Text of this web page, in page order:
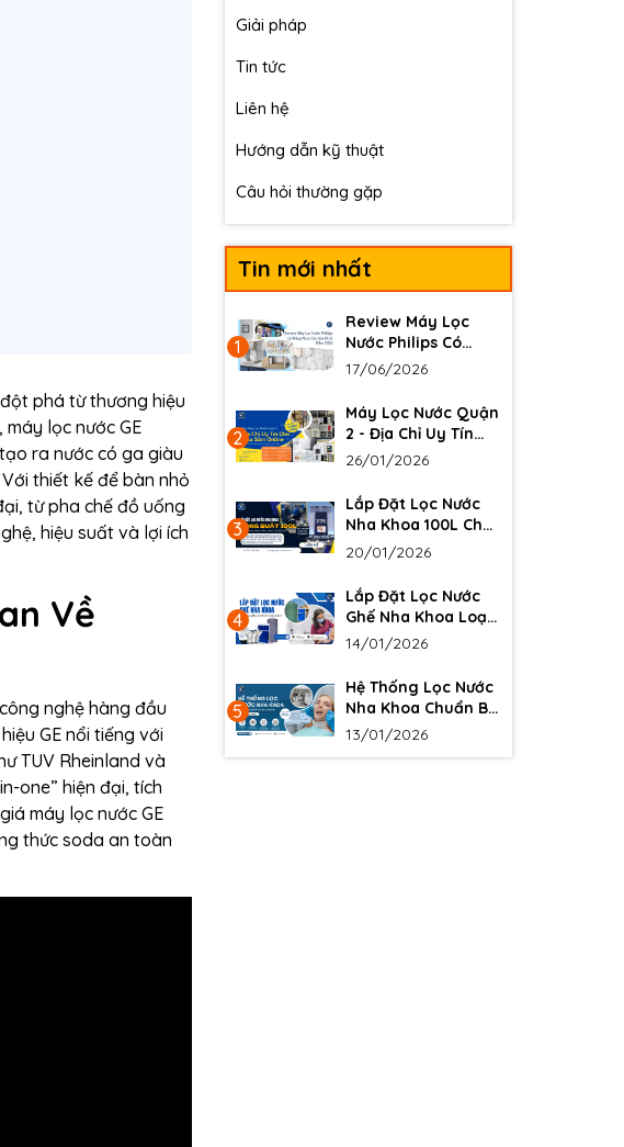
phá từ thương hiệu
lọc nước GE
ra nước có ga giàu
thiết kế để bàn nhỏ
từ pha chế đồ uống
hiệu suất và lợi ích
Về
nghệ hàng đầu
GE nổi tiếng với
TUV Rheinland và
one” hiện đại, tích
máy lọc nước GE
thức soda an toàn
Giải pháp
Tin tức
Liên hệ
Hướng dẫn kỹ thuật
Câu hỏi thường gặp
Tin mới nhất
1
Review Máy Lọc
Nước Philips Có
Đáng Mua Cho Gia
17/06/2026
2
Máy Lọc Nước Quận
2 - Địa Chỉ Uy Tín
Cho Mua Sắm
26/01/2026
3
Lắp Đặt Lọc Nước
Nha Khoa 100L Cho
Phòng Khám Thế Hệ
20/01/2026
4
Lắp Đặt Lọc Nước
Ghế Nha Khoa Loại
Bỏ Biofilm
14/01/2026
5
Hệ Thống Lọc Nước
Nha Khoa Chuẩn Bộ
Y Tế 2026
13/01/2026